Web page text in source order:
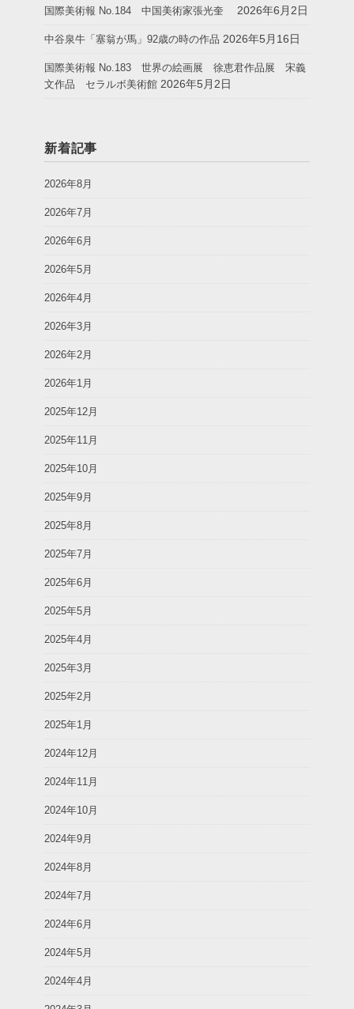
国際美術報 No.184 中国美術家張光奎 2026年6月2日
中谷泉牛「塞翁が馬」92歳の時の作品 2026年5月16日
国際美術報 No.183 世界の絵画展 徐恵君作品展 宋義
文作品 セラルボ美術館 2026年5月2日
新着記事
2026年8月
2026年7月
2026年6月
2026年5月
2026年4月
2026年3月
2026年2月
2026年1月
2025年12月
2025年11月
2025年10月
2025年9月
2025年8月
2025年7月
2025年6月
2025年5月
2025年4月
2025年3月
2025年2月
2025年1月
2024年12月
2024年11月
2024年10月
2024年9月
2024年8月
2024年7月
2024年6月
2024年5月
2024年4月